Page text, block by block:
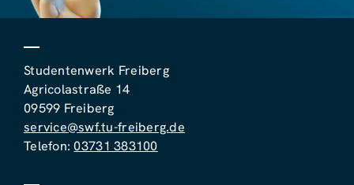
Studentenwerk Freiberg
Agricolastraße 14
09599 Freiberg
service@swf.tu-freiberg.de
Telefon:03731 383100